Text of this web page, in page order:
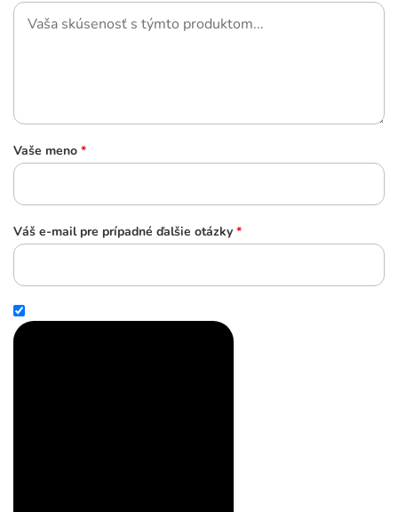
Vaše meno *
Váš e-mail pre prípadné ďalšie otázky *